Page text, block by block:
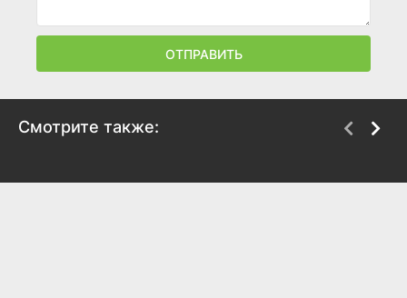
ОТПРАВИТЬ
Смотрите также: